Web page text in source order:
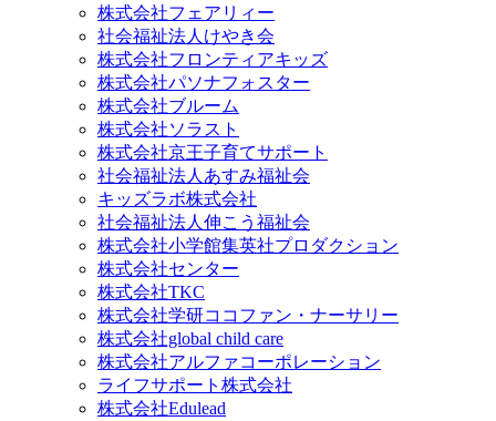
株式会社フェアリィー
社会福祉法人けやき会
株式会社フロンティアキッズ
株式会社パソナフォスター
株式会社ブルーム
株式会社ソラスト
株式会社京王子育てサポート
社会福祉法人あすみ福祉会
キッズラボ株式会社
社会福祉法人伸こう福祉会
株式会社小学館集英社プロダクション
株式会社センター
株式会社TKC
株式会社学研ココファン・ナーサリー
株式会社global child care
株式会社アルファコーポレーション
ライフサポート株式会社
株式会社Edulead